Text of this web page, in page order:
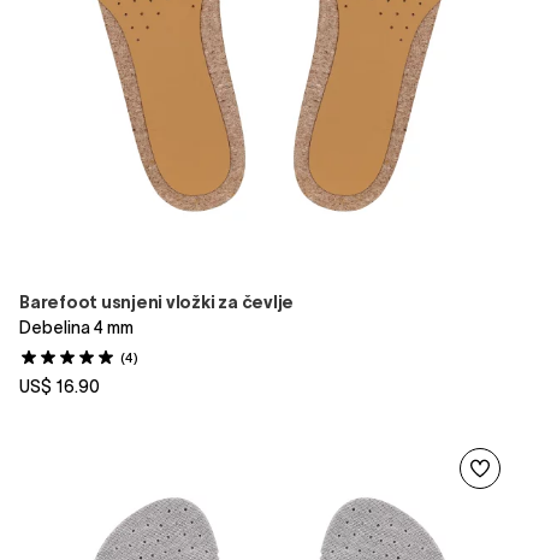
Barefoot usnjeni vložki za čevlje
Debelina 4 mm
(4)
US$ 16.90